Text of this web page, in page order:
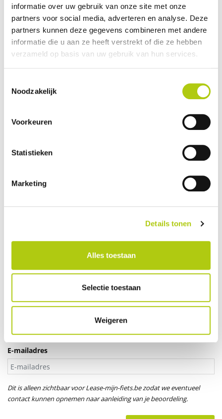
informatie over uw gebruik van onze site met onze
partners voor social media, adverteren en analyse. Deze
partners kunnen deze gegevens combineren met andere
informatie die u aan ze heeft verstrekt of die ze hebben
verzameld op basis van uw gebruik van hun services.
Noodzakelijk
Voorkeuren
Statistieken
Marketing
Details tonen
Alles toestaan
Selectie toestaan
Weigeren
Plus- en minpunten
Wat vind je van de scooter?
Je gegevens
Aanspreektitel *
Uw naam
E-mailadres
Dit is alleen zichtbaar voor Lease-mijn-fiets.be zodat we eventueel
contact kunnen opnemen naar aanleiding van je beoordeling.